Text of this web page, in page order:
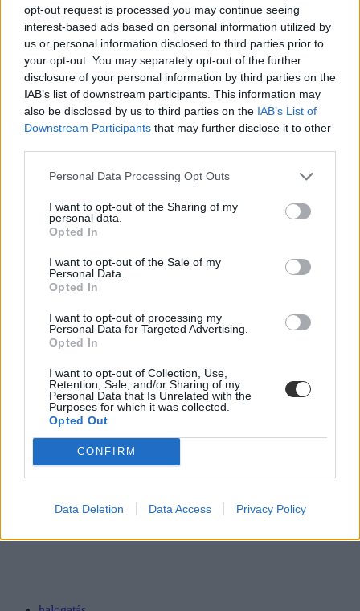
opt-out request is processed you may continue seeing
interest-based ads based on personal information utilized by
us or personal information disclosed to third parties prior to
your opt-out. You may separately opt-out of the further
disclosure of your personal information by third parties on the
IAB’s list of downstream participants. This information may
also be disclosed by us to third parties on the IAB’s List of
Downstream Participants that may further disclose it to other
Personal Data Processing Opt Outs
I want to opt-out of the Sharing of my
personal data.
Opted In
I want to opt-out of the Sale of my
Personal Data.
Opted In
I want to opt-out of processing my
Personal Data for Targeted Advertising.
Opted In
I want to opt-out of Collection, Use,
Retention, Sale, and/or Sharing of my
Personal Data that Is Unrelated with the
Purposes for which it was collected.
Opted Out
CONFIRM
Data Deletion Data Access Privacy Policy